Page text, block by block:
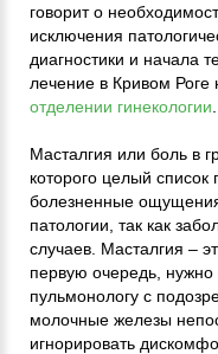
говорит о
исключения
диагностики и начала
лечение в Кривом Роге
отделении гинекологии
Масталгия или боль в
которого целый список
болезненные
патологии, так как
случаев. Масталгия –
первую очередь, нужно
пульмонологу с
молочные железы
игнорировать